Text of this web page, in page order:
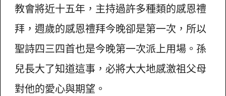
教會將近十五年，主持過許多種類的感恩禮
拜，週歲的感恩禮拜今晚卻是第一次，所以
聖詩四三四首也是今晚第一次派上用場。孫
兒長大了知道這事，必將大大地感激祖父母
對他的愛心與期望。